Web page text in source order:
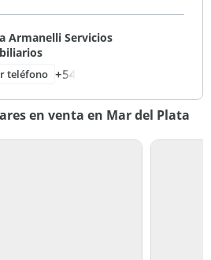
Armanelli Servicios
teléfono +54
en venta en Mar del Plata